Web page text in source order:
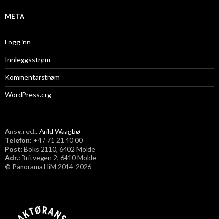
META
Logg inn
Innleggsstrøm
Kommentarstrøm
WordPress.org
Ansv. red.: Arild Waagbø
Telefon: ​+47 71 21 40 00
Post: Boks 2110, 6402 Molde
Adr.: Britvegen 2, 6410 Molde
© Panorama HiM 2014-2026